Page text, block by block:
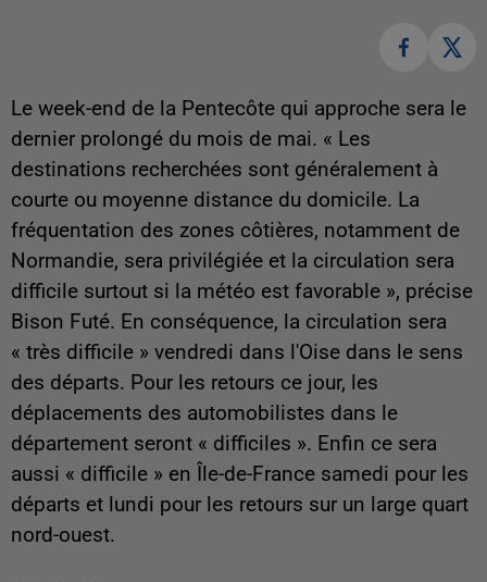
Le week-end de la Pentecôte qui approche sera le
dernier prolongé du mois de mai. « Les
destinations recherchées sont généralement à
courte ou moyenne distance du domicile. La
fréquentation des zones côtières, notamment de
Normandie, sera privilégiée et la circulation sera
difficile surtout si la météo est favorable », précise
Bison Futé. En conséquence, la circulation sera
« très difficile » vendredi dans l'Oise dans le sens
des départs. Pour les retours ce jour, les
déplacements des automobilistes dans le
département seront « difficiles ». Enfin ce sera
aussi « difficile » en Île-de-France samedi pour les
départs et lundi pour les retours sur un large quart
nord-ouest.